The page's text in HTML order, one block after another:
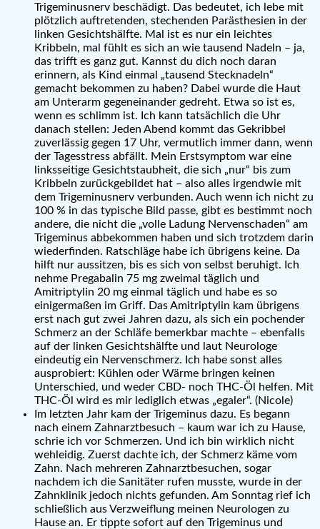
Trigeminusnerv beschädigt. Das bedeutet, ich lebe mit
plötzlich auftretenden, stechenden Parästhesien in der
linken Gesichtshälfte. Mal ist es nur ein leichtes
Kribbeln, mal fühlt es sich an wie tausend Nadeln – ja,
das trifft es ganz gut. Kannst du dich noch daran
erinnern, als Kind einmal „tausend Stecknadeln“
gemacht bekommen zu haben? Dabei wurde die Haut
am Unterarm gegeneinander gedreht. Etwa so ist es,
wenn es schlimm ist. Ich kann tatsächlich die Uhr
danach stellen: Jeden Abend kommt das Gekribbel
zuverlässig gegen 17 Uhr, vermutlich immer dann, wenn
der Tagesstress abfällt. Mein Erstsymptom war eine
linksseitige Gesichtstaubheit, die sich „nur“ bis zum
Kribbeln zurückgebildet hat – also alles irgendwie mit
dem Trigeminusnerv verbunden. Auch wenn ich nicht zu
100 % in das typische Bild passe, gibt es bestimmt noch
andere, die nicht die „volle Ladung Nervenschaden“ am
Trigeminus abbekommen haben und sich trotzdem darin
wiederfinden. Ratschläge habe ich übrigens keine. Da
hilft nur aussitzen, bis es sich von selbst beruhigt. Ich
nehme Pregabalin 75 mg zweimal täglich und
Amitriptylin 20 mg einmal täglich und habe es so
einigermaßen im Griff. Das Amitriptylin kam übrigens
erst nach gut zwei Jahren dazu, als sich ein pochender
Schmerz an der Schläfe bemerkbar machte – ebenfalls
auf der linken Gesichtshälfte und laut Neurologe
eindeutig ein Nervenschmerz. Ich habe sonst alles
ausprobiert: Kühlen oder Wärme bringen keinen
Unterschied, und weder CBD- noch THC-Öl helfen. Mit
THC-Öl wird es mir lediglich etwas „egaler“. (Nicole)
Im letzten Jahr kam der Trigeminus dazu. Es begann
nach einem Zahnarztbesuch – kaum war ich zu Hause,
schrie ich vor Schmerzen. Und ich bin wirklich nicht
wehleidig. Zuerst dachte ich, der Schmerz käme vom
Zahn. Nach mehreren Zahnarztbesuchen, sogar
nachdem ich die Sanitäter rufen musste, wurde in der
Zahnklinik jedoch nichts gefunden. Am Sonntag rief ich
schließlich aus Verzweiflung meinen Neurologen zu
Hause an. Er tippte sofort auf den Trigeminus und